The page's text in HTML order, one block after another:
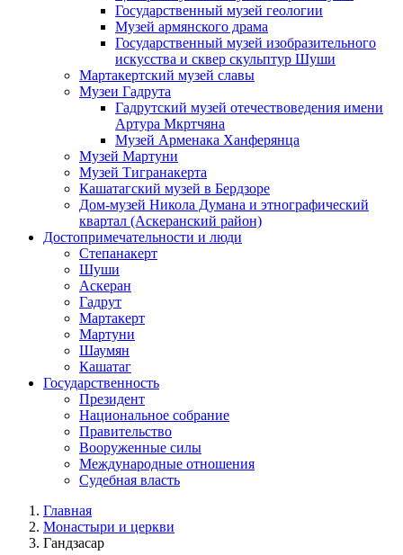
Государственный музей геологии
Музей армянского драма
Государственный музей изобразительного
искусства и сквер скульптур Шуши
Мартакертский музей славы
Музеи Гадрута
Гадрутский музей отечествоведения имени
Артура Мкртчяна
Музей Арменака Ханферянца
Музей Мартуни
Музей Тигранакерта
Кашатагский музей в Бердзоре
Дом-музей Никола Думана и этнографический
квартал (Аскеранский район)
Достопримечательности и люди
Степанакерт
Шуши
Аскеран
Гадрут
Мартакерт
Мартуни
Шаумян
Кашатаг
Государственность
Президент
Национальное собрание
Правительство
Вооруженные силы
Международные отношения
Судебная власть
Главная
Монастыри и церкви
Гандзасар